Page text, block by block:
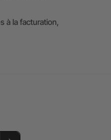
à la facturation,